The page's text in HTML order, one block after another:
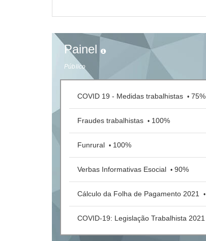
Painel
Público
COVID 19 - Medidas trabalhistas • 75%
Fraudes trabalhistas • 100%
Funrural • 100%
Verbas Informativas Esocial • 90%
Cálculo da Folha de Pagamento 2021 •
COVID-19: Legislação Trabalhista 2021